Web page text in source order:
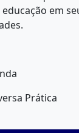
em
Prática